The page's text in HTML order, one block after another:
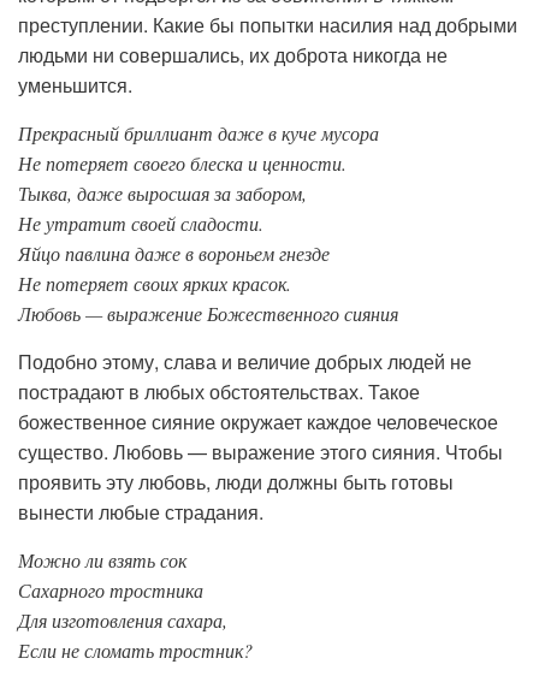
преступлении. Какие бы попытки насилия над добрыми
людьми ни совершались, их доброта никогда не
уменьшится.
Прекрасный бриллиант даже в куче мусора
Не потеряет своего блеска и ценности.
Тыква, даже выросшая за забором,
Не утратит своей сладости.
Яйцо павлина даже в вороньем гнезде
Не потеряет своих ярких красок.
Любовь — выражение Божественного сияния
Подобно этому, слава и величие добрых людей не
пострадают в любых обстоятельствах. Такое
божественное сияние окружает каждое человеческое
существо. Любовь — выражение этого сияния. Чтобы
проявить эту любовь, люди должны быть готовы
вынести любые страдания.
Можно ли взять сок
Сахарного тростника
Для изготовления сахара,
Если не сломать тростник?